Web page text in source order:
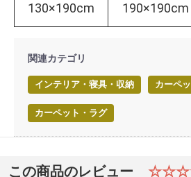
130×190cm 190×190cm
関連カテゴリ
インテリア・寝具・収納 カーペ
カーペット・ラグ
この商品のレビュー